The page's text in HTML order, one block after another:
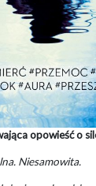
opowieść o
Niesamowita.